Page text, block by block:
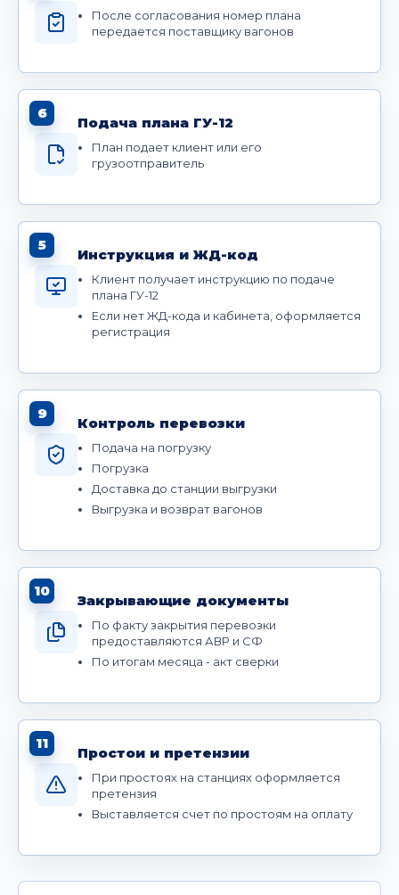
После согласования номер плана
передается поставщику вагонов
6
Подача плана ГУ-12
План подает клиент или его
грузоотправитель
5
Инструкция и ЖД-код
Клиент получает инструкцию по подаче
плана ГУ-12
Если нет ЖД-кода и кабинета, оформляется
регистрация
9
Контроль перевозки
Подача на погрузку
Погрузка
Доставка до станции выгрузки
Выгрузка и возврат вагонов
10
Закрывающие документы
По факту закрытия перевозки
предоставляются АВР и СФ
По итогам месяца - акт сверки
11
Простои и претензии
При простоях на станциях оформляется
претензия
Выставляется счет по простоям на оплату